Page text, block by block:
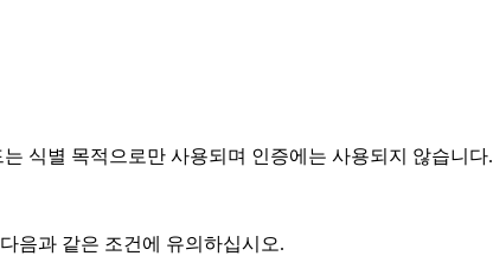
는 식별 목적으로만 사용되며 인증에는 사용되지 않습니다.
음과 같은 조건에 유의하십시오.